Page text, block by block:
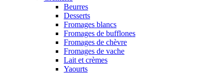
Beurres
Desserts
Fromages blancs
Fromages de bufflones
Fromages de chèvre
Fromages de vache
Lait et crèmes
Yaourts